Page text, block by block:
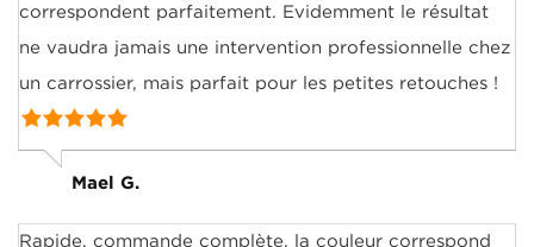
correspondent parfaitement. Evidemment le résultat
ne vaudra jamais une intervention professionnelle chez
un carrossier, mais parfait pour les petites retouches !
Mael G.
Rapide, commande complète, la couleur correspond